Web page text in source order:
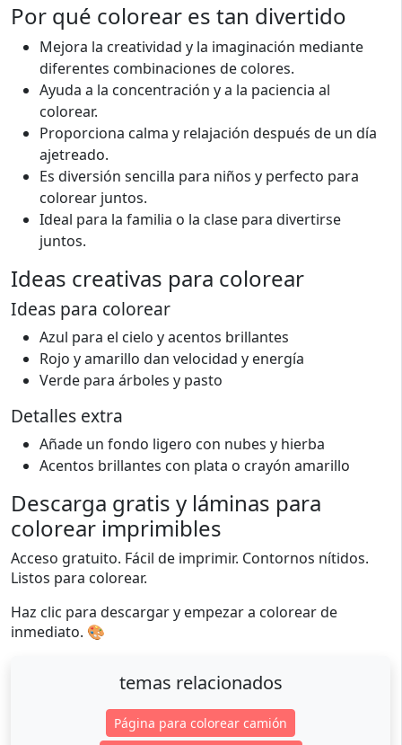
Por qué colorear es tan divertido
Mejora la creatividad y la imaginación mediante
diferentes combinaciones de colores.
Ayuda a la concentración y a la paciencia al
colorear.
Proporciona calma y relajación después de un día
ajetreado.
Es diversión sencilla para niños y perfecto para
colorear juntos.
Ideal para la familia o la clase para divertirse
juntos.
Ideas creativas para colorear
Ideas para colorear
Azul para el cielo y acentos brillantes
Rojo y amarillo dan velocidad y energía
Verde para árboles y pasto
Detalles extra
Añade un fondo ligero con nubes y hierba
Acentos brillantes con plata o crayón amarillo
Descarga gratis y láminas para
colorear imprimibles
Acceso gratuito. Fácil de imprimir. Contornos nítidos.
Listos para colorear.
Haz clic para descargar y empezar a colorear de
inmediato. 🎨
temas relacionados
Página para colorear camión